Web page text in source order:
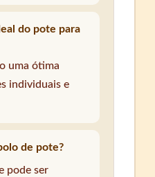
do pote para
uma ótima
individuais e
de pote?
pode ser